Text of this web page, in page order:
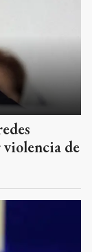
violencia de